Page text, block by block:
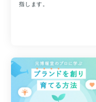
指します。